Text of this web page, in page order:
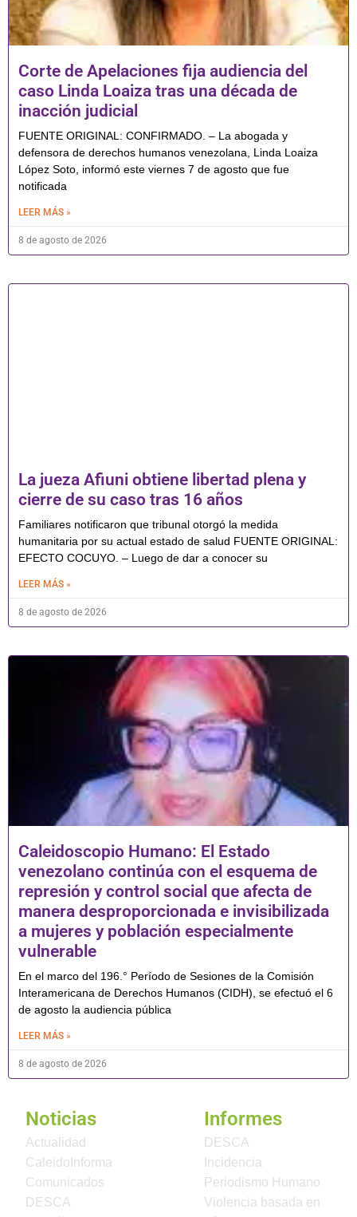
Corte de Apelaciones fija audiencia del
caso Linda Loaiza tras una década de
inacción judicial
FUENTE ORIGINAL: CONFIRMADO. – La abogada y
defensora de derechos humanos venezolana, Linda Loaiza
López Soto, informó este viernes 7 de agosto que fue
notificada
LEER MÁS »
8 de agosto de 2026
La jueza Afiuni obtiene libertad plena y
cierre de su caso tras 16 años
Familiares notificaron que tribunal otorgó la medida
humanitaria por su actual estado de salud FUENTE ORIGINAL:
EFECTO COCUYO. – Luego de dar a conocer su
LEER MÁS »
8 de agosto de 2026
Caleidoscopio Humano: El Estado
venezolano continúa con el esquema de
represión y control social que afecta de
manera desproporcionada e invisibilizada
a mujeres y población especialmente
vulnerable
En el marco del 196.° Período de Sesiones de la Comisión
Interamericana de Derechos Humanos (CIDH), se efectuó el 6
de agosto la audiencia pública
LEER MÁS »
8 de agosto de 2026
Noticias
Actualidad
CaleidoInforma
Comunicados
DESCA
Informes
DESCA
Incidencia
Periodismo Humano
Violencia basada en